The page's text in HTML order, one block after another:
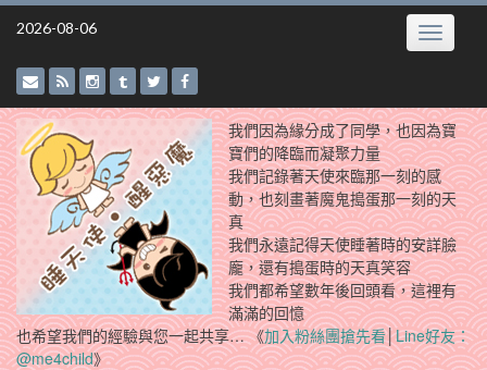
Skip
2026-08-06 Toggle
我們因為緣分成了同學，也因為寶
寶們的降臨而凝聚力量
我們記錄著天使來臨那一刻的感
動，也刻畫著魔鬼搗蛋那一刻的天
真
我們永遠記得天使睡著時的安詳臉
龐，還有搗蛋時的天真笑容
我們都希望數年後回頭看，這裡有
滿滿的回憶
也希望我們的經驗與您一起共享… 《加入粉絲團搶先看│Line好友：
@me4child》